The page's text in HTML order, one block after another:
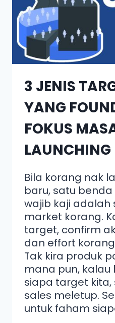
3 JENIS
YANG
FOKUS
LAUNCHING
Bila korang nak
baru, satu
wajib kaji
market korang.
target, confirm
dan effort
Tak kira produk
mana pun, kalau
siapa target kita,
sales meletup.
untuk faham